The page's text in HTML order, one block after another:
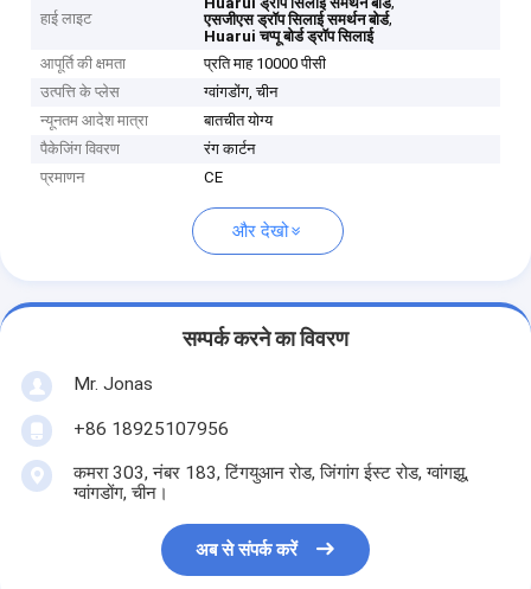
हाई लाइट
एसजीएस ड्रॉप सिलाई समर्थन बोर्ड,
Huarui चप्पू बोर्ड ड्रॉप सिलाई
आपूर्ति की क्षमता
प्रति माह 10000 पीसी
उत्पत्ति के प्लेस
ग्वांगडोंग, चीन
न्यूनतम आदेश मात्रा
बातचीत योग्य
पैकेजिंग विवरण
रंग कार्टन
प्रमाणन
CE
और देखो
सम्पर्क करने का विवरण
Mr. Jonas
+86 18925107956
कमरा 303, नंबर 183, टिंगयुआन रोड, जिंगांग ईस्ट रोड, ग्वांगझू,
ग्वांगडोंग, चीन।
अब से संपर्क करें